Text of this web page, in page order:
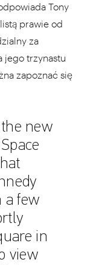
Tony
prawie od
za
jego trzynastu
zapoznać się
new
a few
in
view